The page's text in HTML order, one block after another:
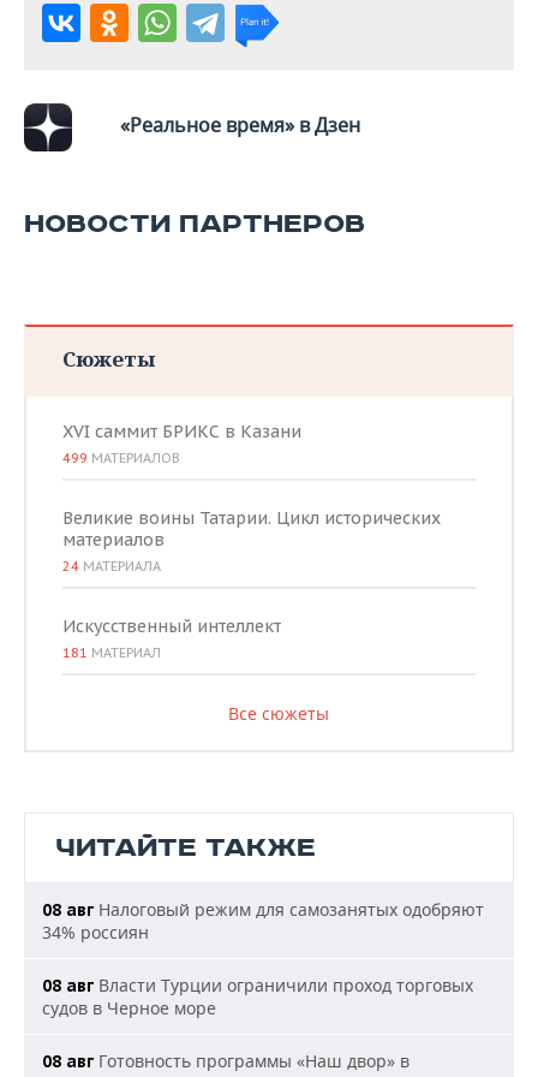
«Реальное время» в Дзен
НОВОСТИ ПАРТНЕРОВ
Сюжеты
XVI саммит БРИКС в Казани
499 МАТЕРИАЛОВ
Великие воины Татарии. Цикл исторических
материалов
24 МАТЕРИАЛА
Искусственный интеллект
181 МАТЕРИАЛ
Все сюжеты
ЧИТАЙТЕ ТАКЖЕ
08 авг Налоговый режим для самозанятых одобряют
34% россиян
08 авг Власти Турции ограничили проход торговых
судов в Черное море
08 авг Готовность программы «Наш двор» в